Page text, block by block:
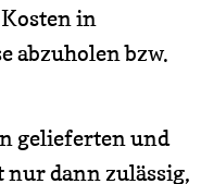
Kosten in
abzuholen bzw.
gelieferten und
dann zulässig,